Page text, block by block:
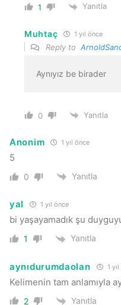
1 Yanıtla
Muhtaç 1 yıl önce
Reply to
0 Yanıtla
Anonim 1 yıl önce
5
0 Yanıtla
yal 1 yıl önce
bi yaşayamadık şu
1 Yanıtla
aynıdurumdaolan 1
Kelimenin tam anlamıyla
2 Yanıtla